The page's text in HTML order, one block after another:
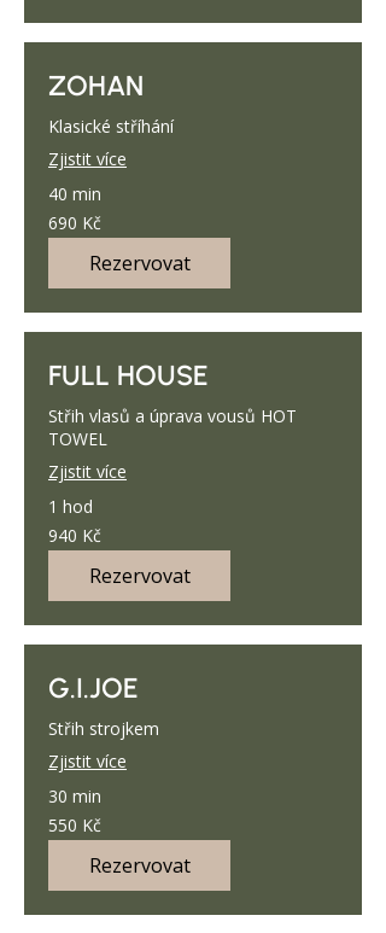
ZOHAN
Klasické stříhání
Zjistit více
40 min
690
českých
korun
690 Kč
Rezervovat
FULL HOUSE
Střih vlasů a úprava vousů HOT
TOWEL
Zjistit více
1 hod
940
českých
korun
940 Kč
Rezervovat
G.I.JOE
Střih strojkem
Zjistit více
30 min
550
českých
korun
550 Kč
Rezervovat